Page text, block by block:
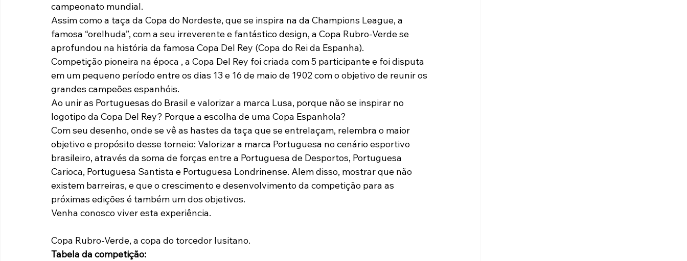
campeonato mundial.
Assim como a taça da Copa do Nordeste, que se inspira na da Champions League, a
famosa “orelhuda”, com a seu irreverente e fantástico design, a Copa Rubro-Verde se
aprofundou na história da famosa Copa Del Rey (Copa do Rei da Espanha).
Competição pioneira na época , a Copa Del Rey foi criada com 5 participante e foi disputa
em um pequeno período entre os dias 13 e 16 de maio de 1902 com o objetivo de reunir os
grandes campeões espanhóis.
Ao unir as Portuguesas do Brasil e valorizar a marca Lusa, porque não se inspirar no
logotipo da Copa Del Rey? Porque a escolha de uma Copa Espanhola?
Com seu desenho, onde se vê as hastes da taça que se entrelaçam, relembra o maior
objetivo e propósito desse torneio: Valorizar a marca Portuguesa no cenário esportivo
brasileiro, através da soma de forças entre a Portuguesa de Desportos, Portuguesa
Carioca, Portuguesa Santista e Portuguesa Londrinense. Alem disso, mostrar que não
existem barreiras, e que o crescimento e desenvolvimento da competição para as
próximas edições é também um dos objetivos.
Venha conosco viver esta experiência.
Copa Rubro-Verde, a copa do torcedor lusitano.
Tabela da competição: